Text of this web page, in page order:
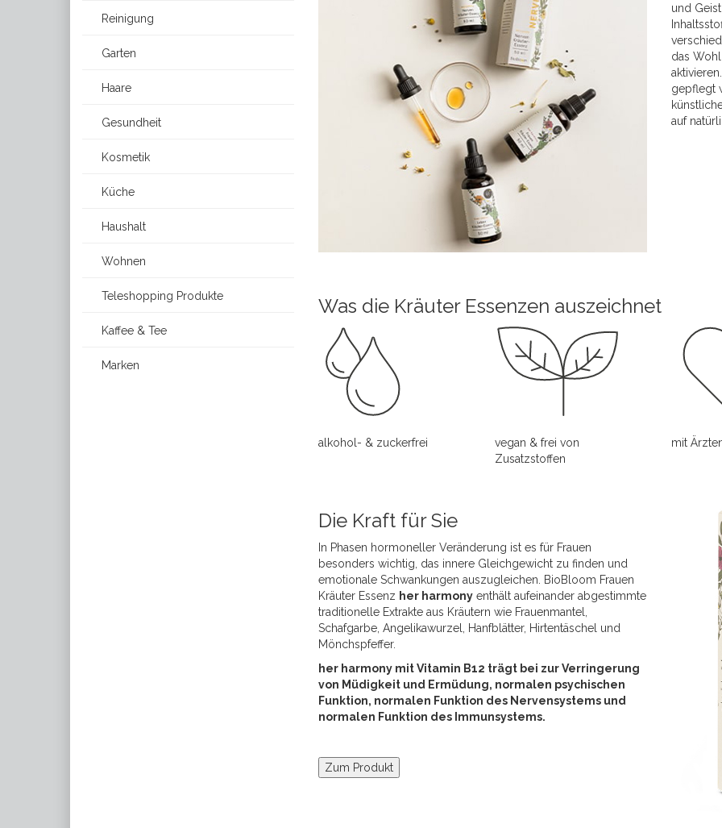
Reinigung
Garten
Haare
Gesundheit
Kosmetik
Küche
Haushalt
Wohnen
Teleshopping Produkte
Kaffee & Tee
Marken
und
das
gepflegt
auf
Was die Kräuter Essenzen auszeichnet
alkohol- & zuckerfrei
vegan & frei von
Zusatzstoffen
mit
Die Kraft für Sie
In Phasen hormoneller Veränderung ist es für Frauen
besonders wichtig, das innere Gleichgewicht zu finden und
emotionale Schwankungen auszugleichen. BioBloom Frauen
Kräuter Essenz her harmonyenthält aufeinander abgestimmte
traditionelle Extrakte aus Kräutern wie Frauenmantel,
Schafgarbe, Angelikawurzel, Hanfblätter, Hirtentäschel und
Mönchspfeffer.
her harmony mit Vitamin B12 trägt bei zur Verringerung
von Müdigkeit und Ermüdung, normalen psychischen
Funktion, normalen Funktion des Nervensystems und
normalen Funktion des Immunsystems.
Zum Produkt